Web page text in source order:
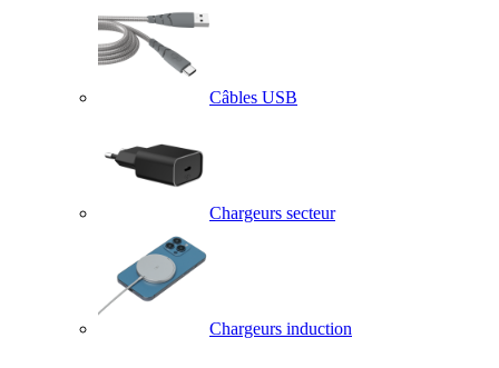
Câbles USB
Chargeurs secteur
Chargeurs induction